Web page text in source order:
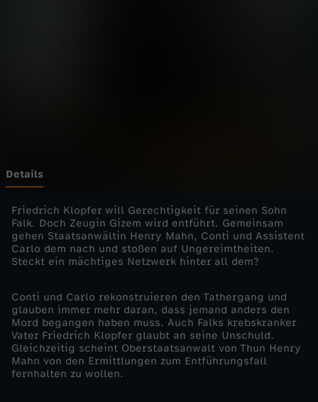
n
t
i
D
e
r
Details
Friedrich Klopfer will Gerechtigkeit für seinen Sohn
Falk. Doch Zeugin Gizem wird entführt. Gemeinsam
gehen Staatsanwältin Henry Mahn, Conti und Assistent
Carlo dem nach und stoßen auf Ungereimtheiten.
Steckt ein mächtiges Netzwerk hinter all dem?
Conti und Carlo rekonstruieren den Tathergang und
glauben immer mehr daran, dass jemand anders den
Mord begangen haben muss. Auch Falks krebskranker
Vater Friedrich Klopfer glaubt an seine Unschuld.
Gleichzeitig scheint Oberstaatsanwalt von Thun Henry
Mahn von den Ermittlungen zum Entführungsfall
fernhalten zu wollen.